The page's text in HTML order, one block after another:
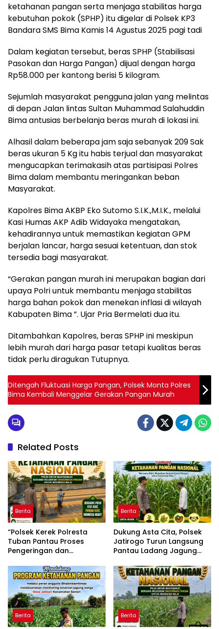
ketahanan pangan serta menjaga stabilitas harga
kebutuhan pokok (SPHP) itu digelar di Polsek KP3
Bandara SMS Bima Kamis 14 Agustus 2025 pagi tadi
Dalam kegiatan tersebut, beras SPHP (Stabilisasi
Pasokan dan Harga Pangan) dijual dengan harga
Rp58.000 per kantong berisi 5 kilogram.
Sejumlah masyarakat pengguna jalan yang melintas
di depan Jalan lintas Sultan Muhammad Salahuddin
Bima antusias berbelanja beras murah di lokasi ini.
Alhasil dalam beberapa jam saja sebanyak 209 Sak
beras ukuran 5 Kg itu habis terjual dan masyarakat
mengucapkan terimakasih atas partisipasi Polres
Bima dalam membantu meringankan beban
Masyarakat.
Kapolres Bima AKBP Eko Sutomo S.I.K.,M.I.K., melalui
Kasi Humas AKP Adib Widayaka mengatakan,
kehadirannya untuk memastikan kegiatan GPM
berjalan lancar, harga sesuai ketentuan, dan stok
tersedia bagi masyarakat.
“Gerakan pangan murah ini merupakan bagian dari
upaya Polri untuk membantu menjaga stabilitas
harga bahan pokok dan menekan inflasi di wilayah
Kabupaten Bima ”. Ujar Pria Bermelati dua itu.
Ditambahkan Kapolres, beras SPHP ini meskipun
lebih murah dari harga pasar tetapi kualitas beras
tidak perlu diragukan Tutupnya.
Ditengah Fluktuasi Harga Pangan, Polsek Monta Polres
Bima Kembali Menggelar Gerakan Pangan Murah
Related Posts
Berita
“Polsek Kerek Polresta
Tuban Pantau Proses
Pengeringan dan
Dukung Ketahanan
Pangan”
Berita
Dukung Asta Cita, Polsek
Jatirogo Turun Langsung
Pantau Ladang Jagung
Berita Berita